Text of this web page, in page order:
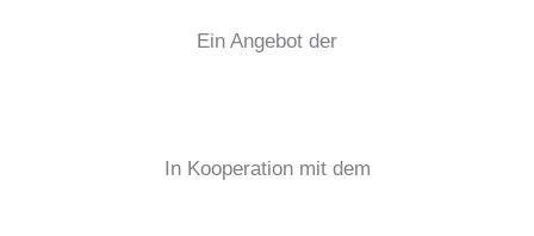
Ein Angebot der
In Kooperation mit dem